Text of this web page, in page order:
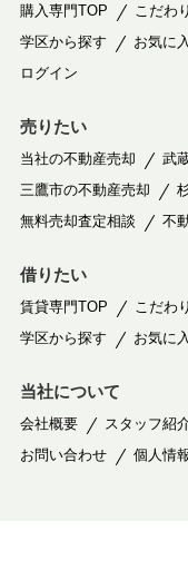
購入専門TOP こだわ
学区から探す
お気に
ログイン
売りたい
当社の不動産売却
武
三鷹市の不動産売却
無料売却査定相談
不
借りたい
賃貸専門TOP こだわ
学区から探す
お気に
当社について
会社概要 スタッフ紹
お問い合わせ
個人情